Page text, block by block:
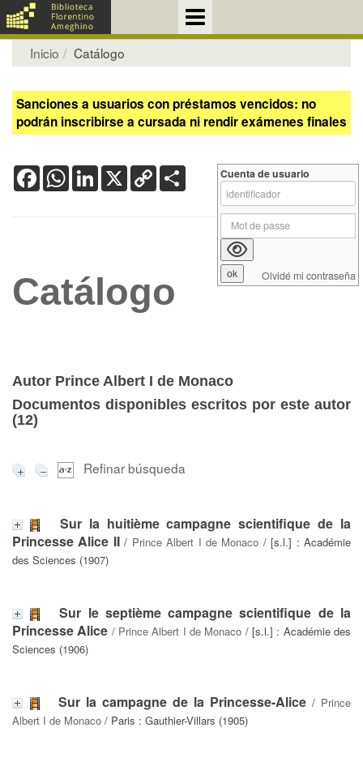
Inicio Catálogo
Sanciones a usuarios con préstamos vencidos: no
podrán inscribirse a cursada ni rendir exámenes finales
FacebookWhatsApp
LinkedIn
X Copy
Link
Catálogo
Autor Prince Albert I de Monaco
Documentos disponibles escritos por este autor
(12)
Refinar búsqueda
Sur la huitième campagne scientifique de la
Princesse Alice II/ Prince Albert I de Monaco / [s.l.] : Académie
des Sciences (1907)
Sur le septième campagne scientifique de la
Princesse Alice / Prince Albert I de Monaco / [s.l.] : Académie des
Sciences (1906)
Sur la campagne de la Princesse-Alice / Prince
Albert I de Monaco / Paris : Gauthier-Villars (1905)
Cuenta de usuario
Olvidé mi contraseña